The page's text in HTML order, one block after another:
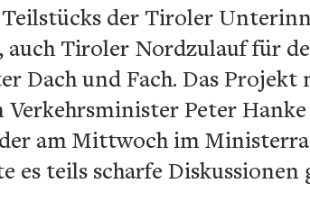
der Tiroler
auch Tiroler Nordzulauf für
Dach und Fach. Das Projekt
Verkehrsminister Peter
am Mittwoch im
es teils scharfe Diskussionen